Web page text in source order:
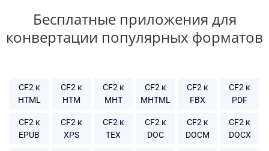
Бесплатные приложения для
конвертации популярных форматов
CF2 к
HTML
CF2 к
HTM
CF2 к
MHT
CF2 к
MHTML
CF2 к
FBX
CF2 к
PDF
CF2 к
EPUB
CF2 к
XPS
CF2 к
TEX
CF2 к
DOC
CF2 к
DOCM
CF2 к
DOCX